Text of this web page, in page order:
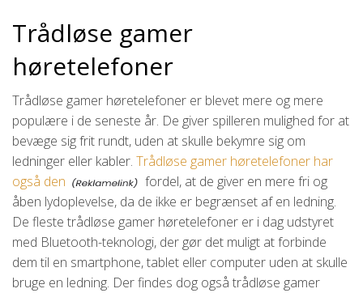
Trådløse gamer
høretelefoner
Trådløse gamer høretelefoner er blevet mere og mere
populære i de seneste år. De giver spilleren mulighed for at
bevæge sig frit rundt, uden at skulle bekymre sig om
ledninger eller kabler. Trådløse gamer høretelefoner har
også den
fordel, at de giver en mere fri og
åben lydoplevelse, da de ikke er begrænset af en ledning.
De fleste trådløse gamer høretelefoner er i dag udstyret
med Bluetooth-teknologi, der gør det muligt at forbinde
dem til en smartphone, tablet eller computer uden at skulle
bruge en ledning. Der findes dog også trådløse gamer